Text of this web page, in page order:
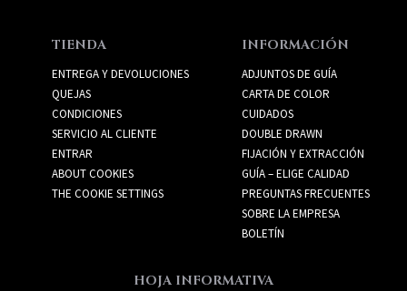
TIENDA
ENTREGA Y DEVOLUCIONES
QUEJAS
CONDICIONES
SERVICIO AL CLIENTE
ENTRAR
ABOUT COOKIES
THE COOKIE SETTINGS
INFORMACIÓN
ADJUNTOS DE GUÍA
CARTA DE COLOR
CUIDADOS
DOUBLE DRAWN
FIJACIÓN Y EXTRACCIÓN
GUÍA – ELIGE CALIDAD
PREGUNTAS FRECUENTES
SOBRE LA EMPRESA
BOLETÍN
HOJA INFORMATIVA